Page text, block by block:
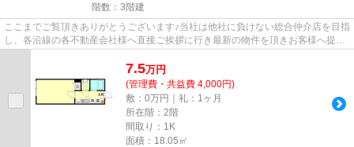
階数：3階建
ここまでご覧頂きありがとうございます♪当社は他社に負けない総合仲介店を目指
し、各沿線の各不動産会社様へ直接ご挨拶に行き最新の物件を頂きお客様へ提供
7.5万円
(管理費・共益費 4,000円)
敷：0万円｜礼：1ヶ月
所在階：2階
間取り：1K
面積：18.05㎡